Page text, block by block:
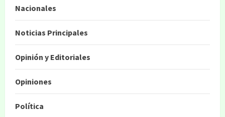
Nacionales
Noticias Principales
Opinión y Editoriales
Opiniones
Política